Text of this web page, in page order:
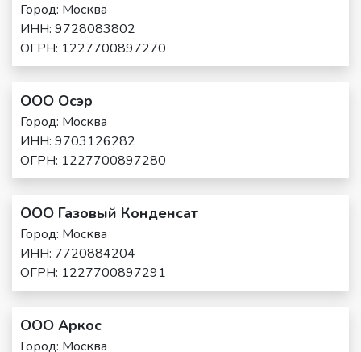
Город: Москва
ИНН: 9728083802
ОГРН: 1227700897270
ООО Осэр
Город: Москва
ИНН: 9703126282
ОГРН: 1227700897280
ООО Газовый Конденсат
Город: Москва
ИНН: 7720884204
ОГРН: 1227700897291
ООО Аркос
Город: Москва